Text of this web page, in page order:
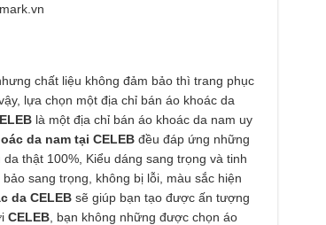
chất liệu không đảm bảo thì trang phục
lựa chọn một địa chỉ bán áo khoác da
là một địa chỉ bán áo khoác da nam uy
da nam tại CELEB đều đáp ứng những
thật 100%, Kiểu dáng sang trọng và tinh
sang trọng, không bị lỗi, màu sắc hiện
da CELEB sẽ giúp bạn tạo được ấn tượng
CELEB , bạn không những được chọn áo